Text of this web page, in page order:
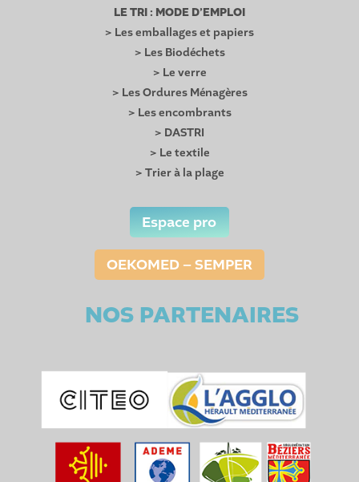
LE TRI : MODE D’EMPLOI
> Les emballages et papiers
> Les Biodéchets
> Le verre
> Les Ordures Ménagères
> Les encombrants
> DASTRI
> Le textile
> Trier à la plage
Espace pro
OEKOMED – SEMPER
NOS PARTENAIRES